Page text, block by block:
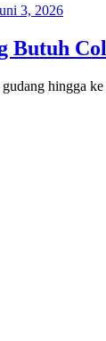
3, 2026
Butuh
hingga